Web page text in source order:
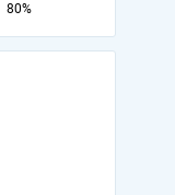
80%